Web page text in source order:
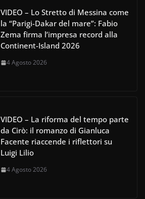
VIDEO – Lo Stretto di Messina come
la “Parigi-Dakar del mare”: Fabio
Zema firma l’impresa record alla
Continent-Island 2026
4 Agosto 2026
VIDEO – La riforma del tempo parte
da Cirò: il romanzo di Gianluca
Facente riaccende i riflettori su
Luigi Lilio
4 Agosto 2026